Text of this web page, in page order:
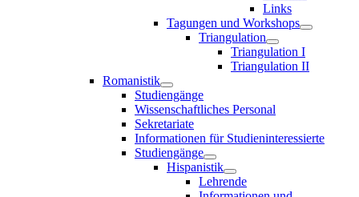
Links
Tagungen und Workshops
Triangulation
Triangulation I
Triangulation II
Romanistik
Studiengänge
Wissenschaftliches Personal
Sekretariate
Informationen für Studieninteressierte
Studiengänge
Hispanistik
Lehrende